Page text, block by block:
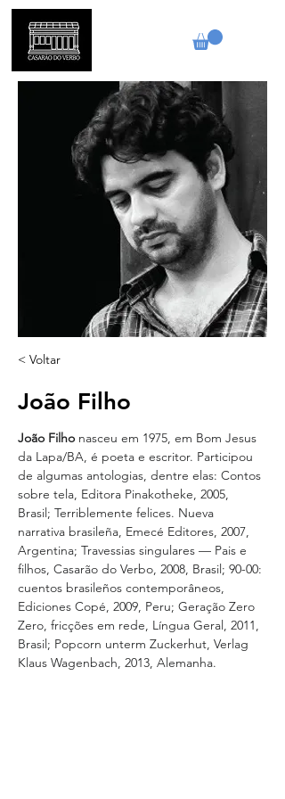
< Voltar
João Filho
João Filho nasceu em 1975, em Bom Jesus
da Lapa/BA, é poeta e escritor. Participou
de algumas antologias, dentre elas: Contos
sobre tela, Editora Pinakotheke, 2005,
Brasil; Terriblemente felices. Nueva
narrativa brasileña, Emecé Editores, 2007,
Argentina; Travessias singulares — Pais e
filhos, Casarão do Verbo, 2008, Brasil; 90-00:
cuentos brasileños contemporâneos,
Ediciones Copé, 2009, Peru; Geração Zero
Zero, fricções em rede, Língua Geral, 2011,
Brasil; Popcorn unterm Zuckerhut, Verlag
Klaus Wagenbach, 2013, Alemanha.